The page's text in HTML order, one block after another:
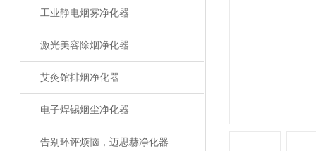
工业静电烟雾净化器
激光美容除烟净化器
艾灸馆排烟净化器
电子焊锡烟尘净化器
告别环评烦恼，迈思赫净化器助您轻松达标